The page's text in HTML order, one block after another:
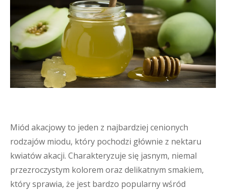
Miód akacjowy to jeden z najbardziej cenionych
rodzajów miodu, który pochodzi głównie z nektaru
kwiatów akacji. Charakteryzuje się jasnym, niemal
przezroczystym kolorem oraz delikatnym smakiem,
który sprawia, że jest bardzo popularny wśród